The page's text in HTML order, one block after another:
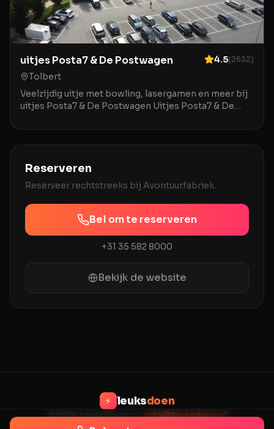
uitjes Posta7 & De Postwagen 4.5(2632)
Tolbert
Veelzijdig uitje met bowling, lasergamen en meer bij
uitjes Posta7 & De Postwagen Uitjes Posta7 & De
Reserveren
Reserveer rechtstreeks bij Avontuurfabriek.
Bel om te reserveren
+31 35 582 8000
Bekijk de website
⚡ leuksdoen
© 2026 LeuksDoen.nl ·info@leuksdoen.nl